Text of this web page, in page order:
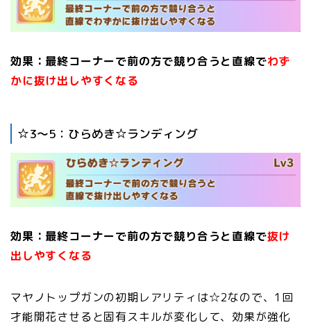
効果：最終コーナーで前の方で競り合うと直線でわず
かに抜け出しやすくなる
☆3〜5：ひらめき☆ランディング
効果：最終コーナーで前の方で競り合うと直線で抜け
出しやすくなる
マヤノトップガンの初期レアリティは☆2なので、1回
才能開花させると固有スキルが変化して、効果が強化